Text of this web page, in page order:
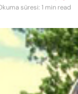
süresi: 1 min read